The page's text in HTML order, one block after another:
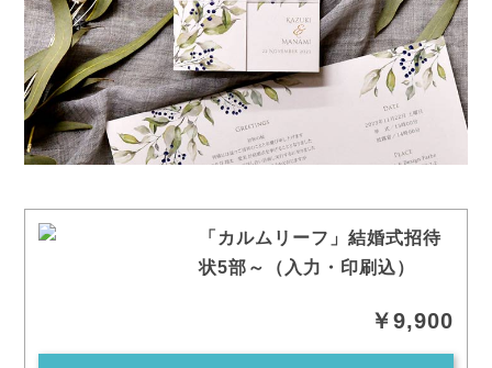
「カルムリーフ」結婚式招待
状5部～（入力・印刷込）
￥9,900